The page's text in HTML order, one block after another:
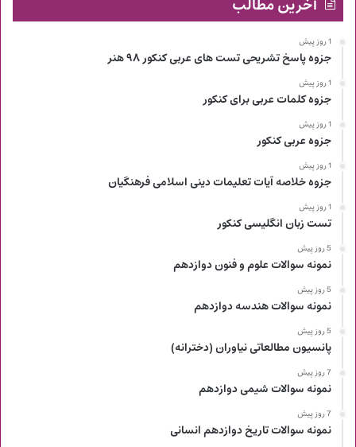
آخرین مطالب
1 روز پیش
جزوه پاسخ تشریحی تست های عربی کنکور ۹۸ هنر
1 روز پیش
جزوه کلمات عربی برای کنکور
1 روز پیش
جزوه عربی کنکور
1 روز پیش
جزوه خلاصه آیات تعلیمات دینی اسلامی فرهنگیان
1 روز پیش
تست زبان انگلیسی کنکور
5 روز پیش
نمونه سوالات علوم و فنون دوازدهم
5 روز پیش
نمونه سوالات هندسه دوازدهم
5 روز پیش
پانسیون مطالعاتی نیاوران (دخترانه)
7 روز پیش
نمونه سوالات شیمی دوازدهم
7 روز پیش
نمونه سوالات تاریخ دوازدهم انسانی